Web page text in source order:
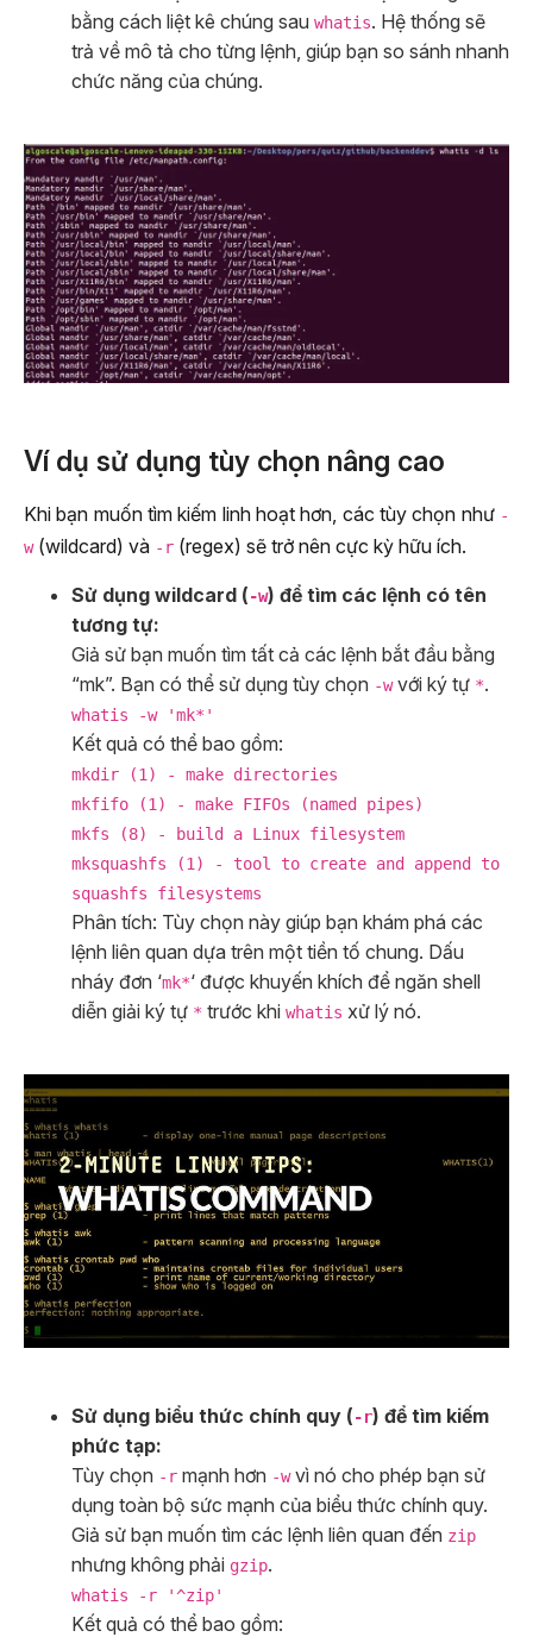
bằng cách liệt kê chúng sau whatis. Hệ thống sẽ
trả về mô tả cho từng lệnh, giúp bạn so sánh nhanh
chức năng của chúng.
Ví dụ sử dụng tùy chọn nâng cao
Khi bạn muốn tìm kiếm linh hoạt hơn, các tùy chọn như -
w(wildcard) và -r (regex) sẽ trở nên cực kỳ hữu ích.
Sử dụng wildcard (-w) để tìm các lệnh có tên
tương tự:
Giả sử bạn muốn tìm tất cả các lệnh bắt đầu bằng
“mk”. Bạn có thể sử dụng tùy chọn -wvới ký tự *.
whatis -w 'mk*'
Kết quả có thể bao gồm:
mkdir (1) - make directories
mkfifo (1) - make FIFOs (named pipes)
mkfs (8) - build a Linux filesystem
mksquashfs (1) - tool to create and append to
squashfs filesystems
Phân tích: Tùy chọn này giúp bạn khám phá các
lệnh liên quan dựa trên một tiền tố chung. Dấu
nháy đơn ‘mk*‘ được khuyến khích để ngăn shell
diễn giải ký tự * trước khi whatis xử lý nó.
Sử dụng biểu thức chính quy (-r) để tìm kiếm
phức tạp:
Tùy chọn -r mạnh hơn -wvì nó cho phép bạn sử
dụng toàn bộ sức mạnh của biểu thức chính quy.
Giả sử bạn muốn tìm các lệnh liên quan đến zip
nhưng không phải gzip.
whatis -r '^zip'
Kết quả có thể bao gồm: